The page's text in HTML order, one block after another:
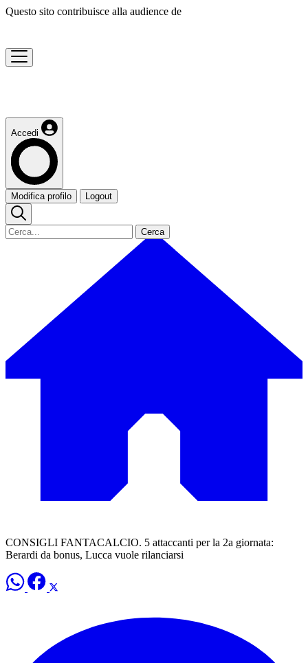
Questo sito contribuisce alla audience de
Accedi
Modifica profilo Logout
Cerca
CONSIGLI FANTACALCIO. 5 attaccanti per la 2a giornata:
Berardi da bonus, Lucca vuole rilanciarsi